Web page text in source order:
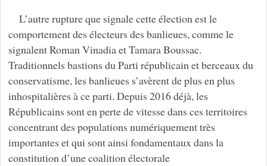
L’autre rupture que signale cette élection est le
comportement des électeurs des banlieues, comme le
signalent Roman Vinadia et Tamara Boussac.
Traditionnels bastions du Parti républicain et berceaux du
conservatisme, les banlieues s’avèrent de plus en plus
inhospitalières à ce parti. Depuis 2016 déjà, les
Républicains sont en perte de vitesse dans ces territoires
concentrant des populations numériquement très
importantes et qui sont ainsi fondamentaux dans la
constitution d’une coalition électorale